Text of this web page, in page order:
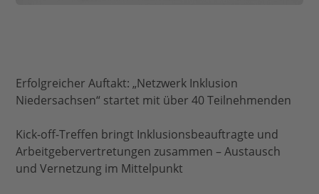
Erfolgreicher Auftakt: „Netzwerk Inklusion
Niedersachsen“ startet mit über 40 Teilnehmenden
Kick-off-Treffen bringt Inklusionsbeauftragte und
Arbeitgebervertretungen zusammen – Austausch
und Vernetzung im Mittelpunkt